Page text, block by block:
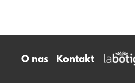
O nas Kontakt